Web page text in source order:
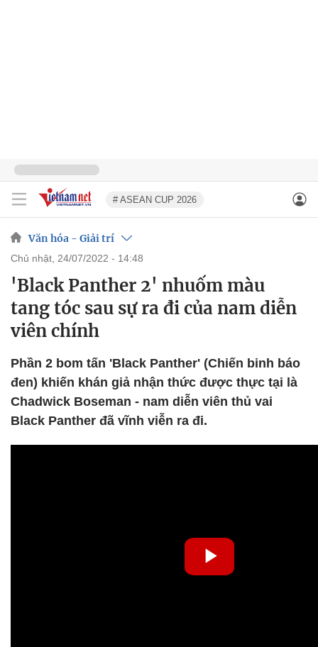
# ASEAN CUP 2026
Văn hóa - Giải trí
chủ nhật, 24/07/2022 - 14:48
'Black Panther 2' nhuốm màu
tang tóc sau sự ra đi của nam diễn
viên chính
Phần 2 bom tấn 'Black Panther' (Chiến binh báo
đen) khiến khán giả nhận thức được thực tại là
Chadwick Boseman - nam diễn viên thủ vai
Black Panther đã vĩnh viễn ra đi.